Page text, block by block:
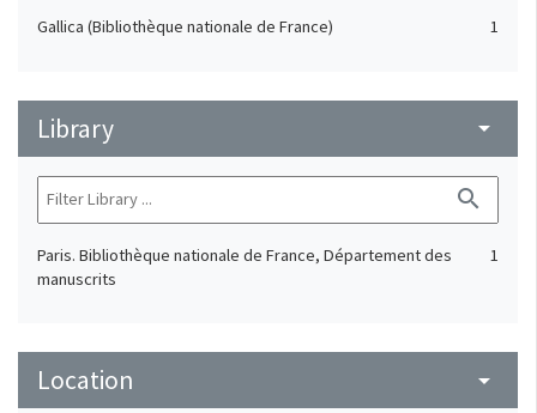
Gallica (Bibliothèque nationale de France) 1
Library arrow_drop_down
search
Paris. Bibliothèque nationale de France, Département des
manuscrits
1
Location arrow_drop_down